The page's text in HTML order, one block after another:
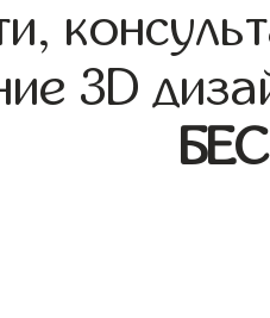
3D